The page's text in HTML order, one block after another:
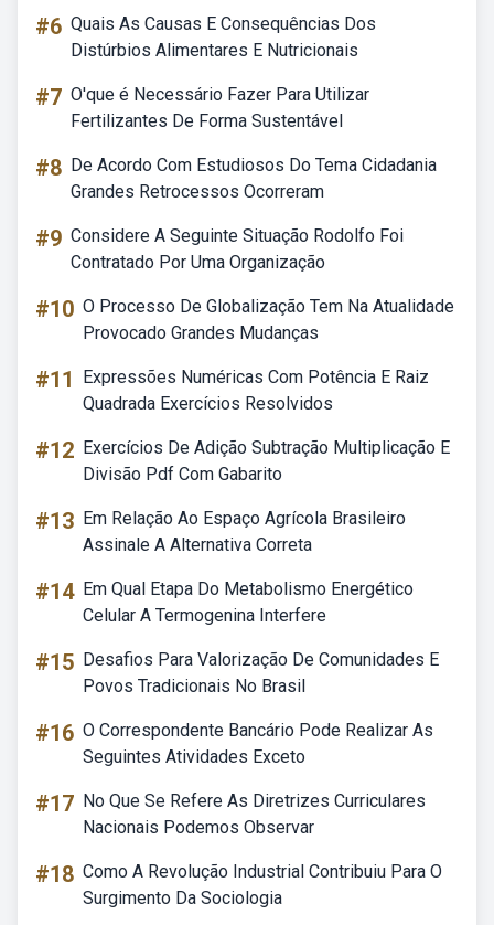
#6 Quais As Causas E Consequências Dos
Distúrbios Alimentares E Nutricionais
#7 O'que é Necessário Fazer Para Utilizar
Fertilizantes De Forma Sustentável
#8 De Acordo Com Estudiosos Do Tema Cidadania
Grandes Retrocessos Ocorreram
#9 Considere A Seguinte Situação Rodolfo Foi
Contratado Por Uma Organização
#10 O Processo De Globalização Tem Na Atualidade
Provocado Grandes Mudanças
#11
Expressões Numéricas Com Potência E Raiz
Quadrada Exercícios Resolvidos
#12 Exercícios De Adição Subtração Multiplicação E
Divisão Pdf Com Gabarito
#13 Em Relação Ao Espaço Agrícola Brasileiro
Assinale A Alternativa Correta
#14 Em Qual Etapa Do Metabolismo Energético
Celular A Termogenina Interfere
#15 Desafios Para Valorização De Comunidades E
Povos Tradicionais No Brasil
#16 O Correspondente Bancário Pode Realizar As
Seguintes Atividades Exceto
#17 No Que Se Refere As Diretrizes Curriculares
Nacionais Podemos Observar
#18 Como A Revolução Industrial Contribuiu Para O
Surgimento Da Sociologia